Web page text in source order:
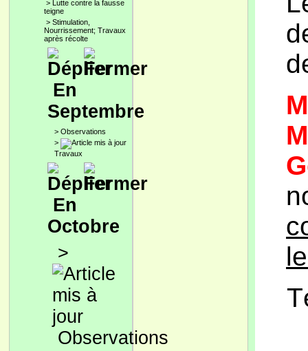
> Lutte contre la fausse
teigne
> Stimulation,
Nourrissement; Travaux
après récolte
En
Septembre
> Observations
>
Travaux
En
Octobre
>
Observations